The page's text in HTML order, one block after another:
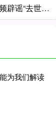
正规的配资炒股平台 前国足主帅米卢账号发视频辟谣“去世”！MCN：他人在多哈
为我们解读